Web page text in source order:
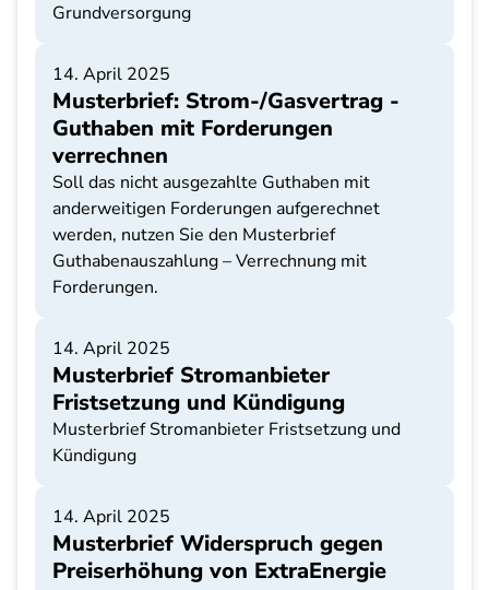
Grundversorgung
14. April 2025
Musterbrief: Strom-/Gasvertrag -
Guthaben mit Forderungen
verrechnen
Soll das nicht ausgezahlte Guthaben mit
anderweitigen Forderungen aufgerechnet
werden, nutzen Sie den Musterbrief
Guthabenauszahlung – Verrechnung mit
Forderungen.
14. April 2025
Musterbrief Stromanbieter
Fristsetzung und Kündigung
Musterbrief Stromanbieter Fristsetzung und
Kündigung
14. April 2025
Musterbrief Widerspruch gegen
Preiserhöhung von ExtraEnergie